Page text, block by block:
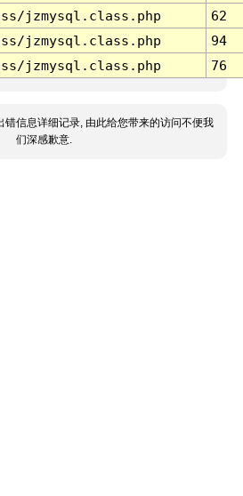
jzmysql.class.php
62
jzmysql.class.php
94
jzmysql.class.php 76
错信息详细记录, 由此给您带来的访问不便我
们深感歉意.